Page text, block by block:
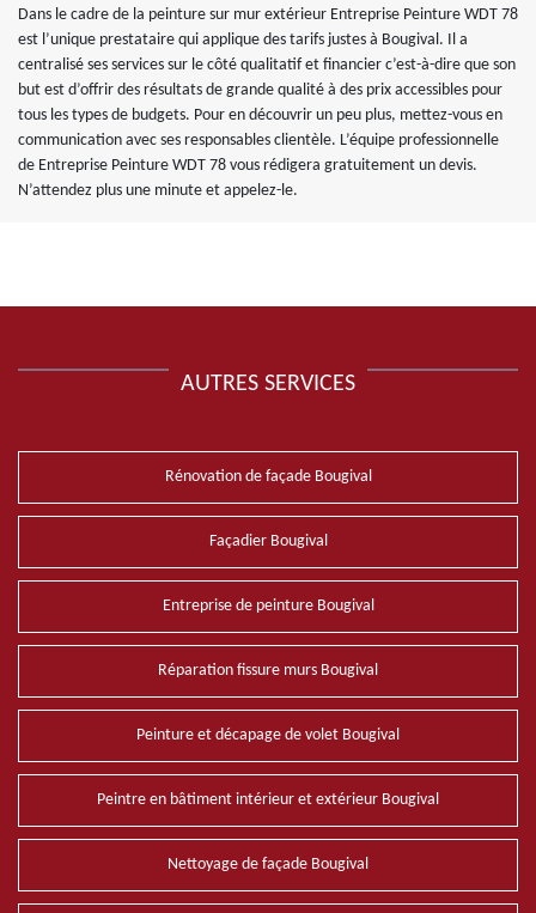
Dans le cadre de la peinture sur mur extérieur Entreprise Peinture WDT 78
est l’unique prestataire qui applique des tarifs justes à Bougival. Il a
centralisé ses services sur le côté qualitatif et financier c’est-à-dire que son
but est d’offrir des résultats de grande qualité à des prix accessibles pour
tous les types de budgets. Pour en découvrir un peu plus, mettez-vous en
communication avec ses responsables clientèle. L’équipe professionnelle
de Entreprise Peinture WDT 78 vous rédigera gratuitement un devis.
N’attendez plus une minute et appelez-le.
AUTRES SERVICES
Rénovation de façade Bougival
Façadier Bougival
Entreprise de peinture Bougival
Réparation fissure murs Bougival
Peinture et décapage de volet Bougival
Peintre en bâtiment intérieur et extérieur Bougival
Nettoyage de façade Bougival